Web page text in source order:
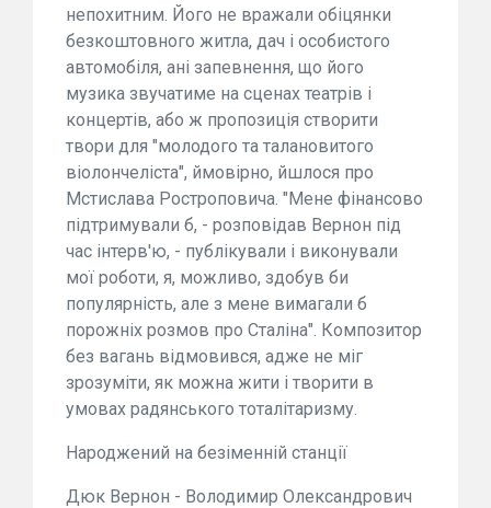
непохитним. Його не вражали обіцянки
безкоштовного житла, дач і особистого
автомобіля, ані запевнення, що його
музика звучатиме на сценах театрів і
концертів, або ж пропозиція створити
твори для "молодого та талановитого
віолончеліста", ймовірно, йшлося про
Мстислава Ростроповича. "Мене фінансово
підтримували б, - розповідав Вернон під
час інтерв'ю, - публікували і виконували
мої роботи, я, можливо, здобув би
популярність, але з мене вимагали б
порожніх розмов про Сталіна". Композитор
без вагань відмовився, адже не міг
зрозуміти, як можна жити і творити в
умовах радянського тоталітаризму.
Народжений на безіменній станції
Дюк Вернон - Володимир Олександрович